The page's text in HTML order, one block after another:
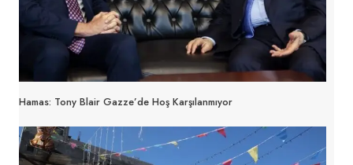
Hamas: Tony Blair Gazze’de Hoş Karşılanmıyor